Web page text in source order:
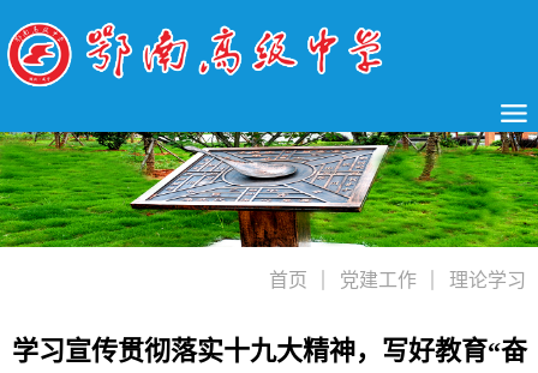
首页 党建工作 理论学习
学习宣传贯彻落实十九大精神，写好教育“奋